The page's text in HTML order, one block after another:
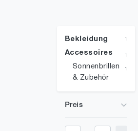
Bekleidung 1
Accessoires 1
Sonnenbrillen
& Zubehör
1
Preis